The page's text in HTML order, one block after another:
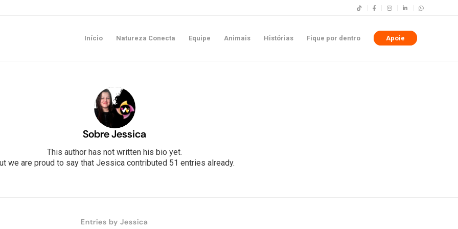
Início Natureza Conecta Equipe Animais Histórias Fique por dentro Apoie
SobreJessica
This author has not written his bio yet.
we are proud to say that Jessica contributed 51 entries already.
Entries by Jessica